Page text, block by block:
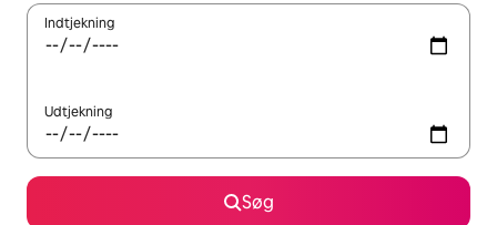
Indtjekning
Udtjekning
Søg